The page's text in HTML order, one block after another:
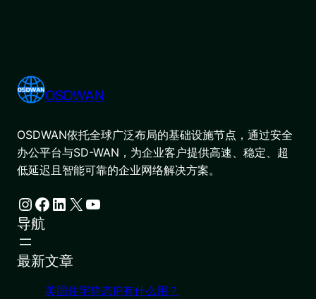
OSDWAN
OSDWAN依托全球广泛布局的基础设施节点，通过安全
办公平台与SD-WAN，为企业客户提供高速、稳定、超
低延迟且智能可靠的企业网络解决方案。
Instagram Facebook LinkedIn X YouTube
导航
最新文章
美国住宅静态IP有什么用？